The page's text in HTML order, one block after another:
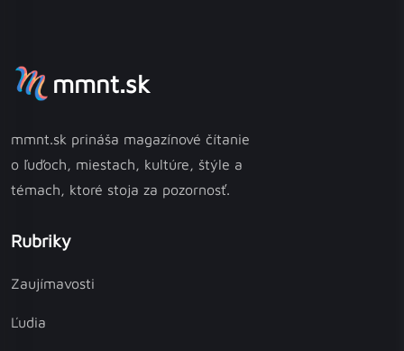
mmnt.sk
mmnt.sk prináša magazínové čítanie
o ľuďoch, miestach, kultúre, štýle a
témach, ktoré stoja za pozornosť.
Rubriky
Zaujímavosti
Ľudia